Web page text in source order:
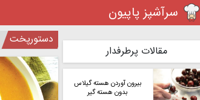
سرآشپز پاپیون
مقالات پرطرفدار
بیرون آوردن هسته گیلاس
بدون هسته گیر
دستورپخت